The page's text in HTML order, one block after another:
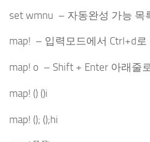
set wmnu – 자동완성 가능 목
map! – 입력모드에서 Ctrl+d
map! o – Shift + Enter 아래줄
map! () ()i
map! (); ();hi